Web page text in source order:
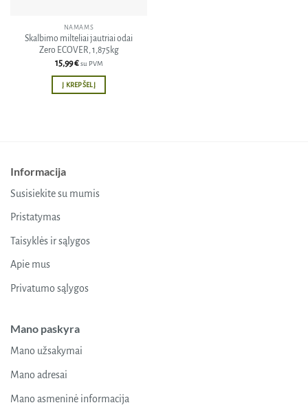
NAMAMS
Skalbimo milteliai jautriai odai
Zero ECOVER, 1,875kg
15,99€ su PVM
Į KREPŠELĮ
Informacija
Susisiekite su mumis
Pristatymas
Taisyklės ir sąlygos
Apie mus
Privatumo sąlygos
Mano paskyra
Mano užsakymai
Mano adresai
Mano asmeninė informacija